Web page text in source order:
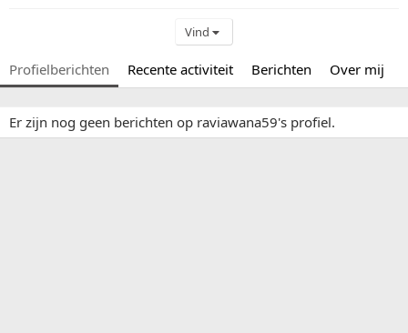
Vind
Profielberichten Recente activiteit Berichten Over mij
Er zijn nog geen berichten op raviawana59's profiel.